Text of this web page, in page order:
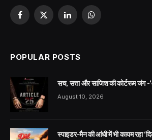
Facebook
X
LinkedInWhatsApp
POPULAR POSTS
सच, सत्ता और साजिश की कोर्टरूम जंग -
August 10, 2026
स्पाइडर-मैन की आंधी में भी कायम रहा